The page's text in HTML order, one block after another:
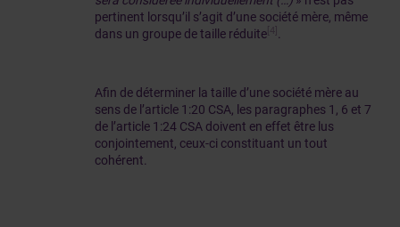
pertinent lorsqu’il s’agit d’une société mère, même
dans un groupe de taille réduite [4]
Afin de déterminer la taille d’une société mère au
sens de l’article 1:20 CSA, les paragraphes 1, 6 et 7
de l’article 1:24 CSA doivent en effet être lus
conjointement, ceux-ci constituant un tout
cohérent.